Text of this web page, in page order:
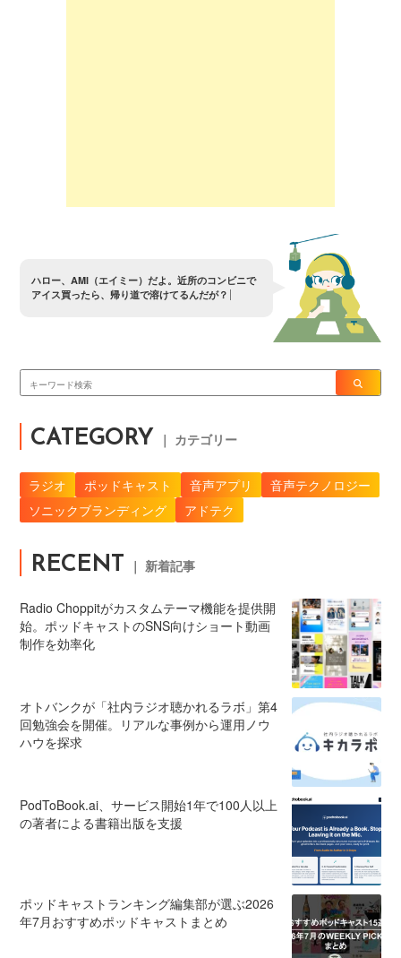
ハロー、 AMI（エイ ミ ー） だよ 。 近所のコンビニで
アイス買った ら、 帰り道で溶けてるんだが？
CATEGORY ｜ カテゴリー
ラジオ ポッドキャスト 音声アプリ
音声テクノロジー
ソニックブランディング
アドテク
RECENT ｜ 新着記事
Radio Choppitがカスタムテーマ機能を提供開
始。ポッドキャストのSNS向けショート動画
制作を効率化
オトバンクが「社内ラジオ聴かれるラボ」第4
回勉強会を開催。リアルな事例から運用ノウ
ハウを探求
PodToBook.ai、サービス開始1年で100人以上
の著者による書籍出版を支援
ポッドキャストランキング編集部が選ぶ2026
年7月おすすめポッドキャストまとめ